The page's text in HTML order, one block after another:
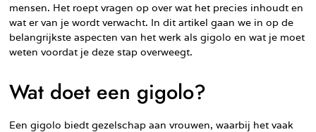
mensen. Het roept vragen op over wat het precies inhoudt en
wat er van je wordt verwacht. In dit artikel gaan we in op de
belangrijkste aspecten van het werk als gigolo en wat je moet
weten voordat je deze stap overweegt.
Wat doet een gigolo?
Een gigolo biedt gezelschap aan vrouwen, waarbij het vaak